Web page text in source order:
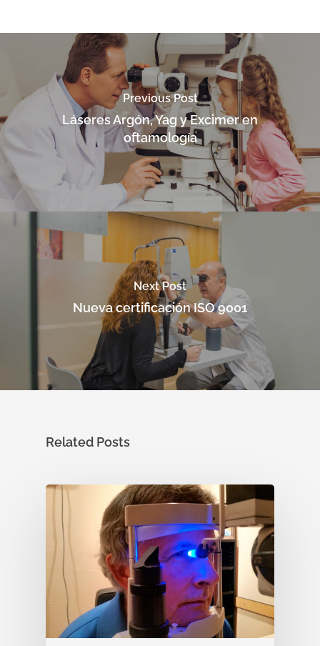
Previous Post
Láseres Argón, Yag y Excimer en
oftamología
Next Post
Nueva certificación ISO 9001
Related Posts